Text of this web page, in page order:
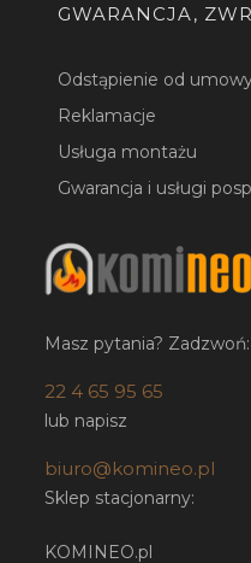
GWARANCJA,
Odstąpienie od
Reklamacje
Usługa montażu
Gwarancja i usługi
Masz pytania? Zadzwoń:
22 4 65 95 65
lub napisz
biuro@komineo.pl
Sklep stacjonarny:
KOMINEO.pl